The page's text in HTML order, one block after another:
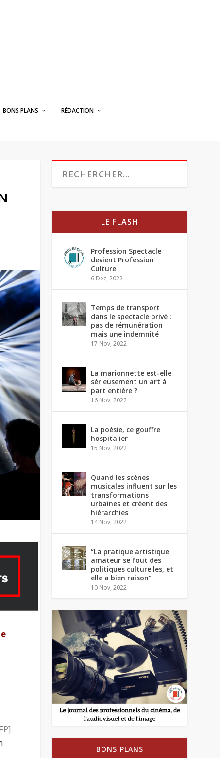
BONS PLANS RÉDACTION
]
LE FLASH
Profession Spectacle
devient Profession
Culture
6 Déc, 2022
Temps de transport
dans le spectacle privé :
pas de rémunération
mais une indemnité
17 Nov, 2022
La marionnette est-elle
sérieusement un art à
part entière ?
16 Nov, 2022
La poésie, ce gouffre
hospitalier
15 Nov, 2022
Quand les scènes
musicales influent sur les
transformations
urbaines et créent des
hiérarchies
14 Nov, 2022
“La pratique artistique
amateur se fout des
politiques culturelles, et
elle a bien raison”
10 Nov, 2022
BONS PLANS